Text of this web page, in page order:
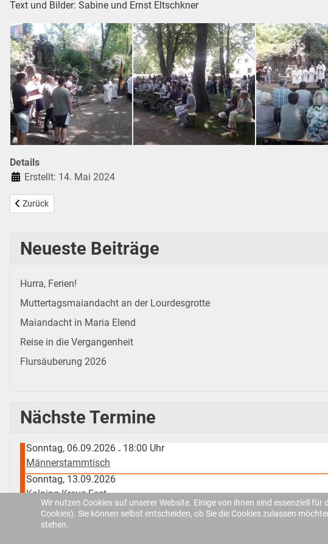
Neueste Beiträge
Hurra, Ferien!
Muttertagsmaiandacht an der Lourdesgrotte
Maiandacht in Maria Elend
Reise in die Vergangenheit
Flursäuberung 2026
Nächste Termine
Sonntag, 06.09.2026 - 18:00 Uhr
Männerstammtisch
Sonntag, 13.09.2026
Kolping-Kreuz-Fest
Samstag, 19.09.2026
Altpapiersammlung
Text und Bilder: Sabine und Ernst Eltschkner
Details
Erstellt: 14. Mai 2024
Vorheriger Beitrag: Johannifeier 2024
Zurück
Wir nutzen Cookies auf unserer Website. Einige von ihnen sind essenziell
Cookies). Sie können selbst entscheiden, ob Sie die Cookies zulassen
stehen.